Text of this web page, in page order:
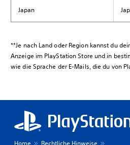
Japan
**Je nach Land oder Region kannst du
Anzeige im PlayStation Store und in
wie die Sprache der E-Mails, die du von
Home
Rechtliche Hinweise